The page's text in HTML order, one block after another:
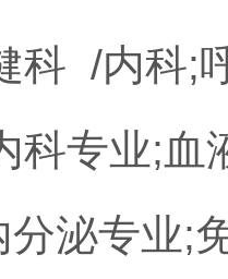
科 /内科;
科专业;血
分泌专业;